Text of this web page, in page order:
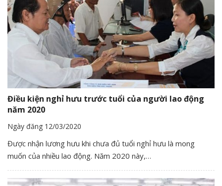
Điều kiện nghỉ hưu trước tuổi của người lao động
năm 2020
Ngày đăng 12/03/2020
Được nhận lương hưu khi chưa đủ tuổi nghỉ hưu là mong
muốn của nhiều lao động. Năm 2020 này,…